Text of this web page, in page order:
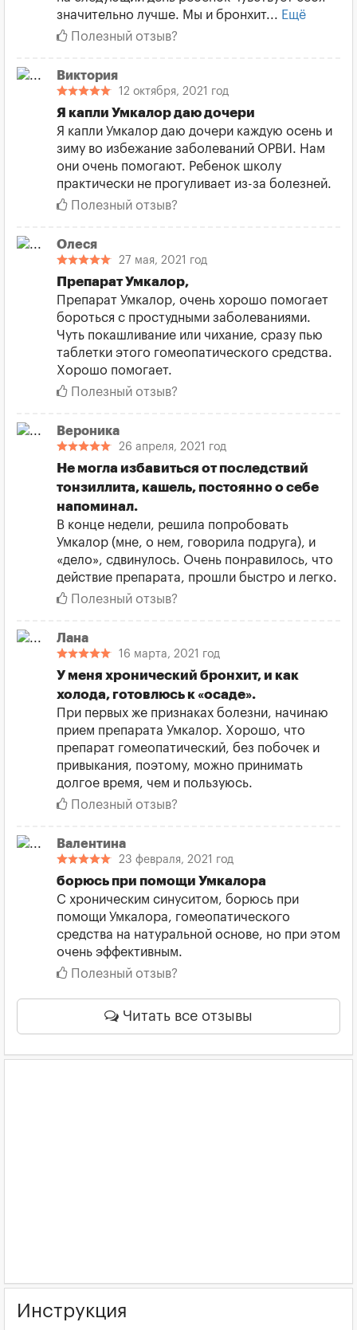
значительно лучше. Мы и бронхит... Ещё
Полезный отзыв?
Виктория
12 октября, 2021 год
Я капли Умкалор даю дочери
Я капли Умкалор даю дочери каждую осень и
зиму во избежание заболеваний ОРВИ. Нам
они очень помогают. Ребенок школу
практически не прогуливает из-за болезней.
Полезный отзыв?
Олеся
27 мая, 2021 год
Препарат Умкалор,
Препарат Умкалор, очень хорошо помогает
бороться с простудными заболеваниями.
Чуть покашливание или чихание, сразу пью
таблетки этого гомеопатического средства.
Хорошо помогает.
Полезный отзыв?
Вероника
26 апреля, 2021 год
Не могла избавиться от последствий
тонзиллита, кашель, постоянно о себе
напоминал.
В конце недели, решила попробовать
Умкалор (мне, о нем, говорила подруга), и
«дело», сдвинулось. Очень понравилось, что
действие препарата, прошли быстро и легко.
Полезный отзыв?
Лана
16 марта, 2021 год
У меня хронический бронхит, и как
холода, готовлюсь к «осаде».
При первых же признаках болезни, начинаю
прием препарата Умкалор. Хорошо, что
препарат гомеопатический, без побочек и
привыкания, поэтому, можно принимать
долгое время, чем и пользуюсь.
Полезный отзыв?
Валентина
23 февраля, 2021 год
борюсь при помощи Умкалора
С хроническим синуситом, борюсь при
помощи Умкалора, гомеопатического
средства на натуральной основе, но при этом
очень эффективным.
Полезный отзыв?
Читать все отзывы
Инструкция